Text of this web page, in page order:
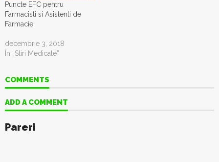
Puncte EFC pentru
Farmacisti si Asistenti de
Farmacie
decembrie 3, 2018
În „Stiri Medicale”
COMMENTS
ADD A COMMENT
Pareri